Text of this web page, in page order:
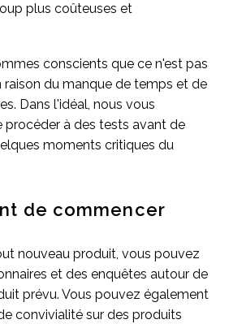
plus coûteuses et
conscients que ce n'est pas
raison du manque de temps et de
Dans l'idéal, nous vous
procéder à des tests avant de
moments critiques du
de commencer
nouveau produit, vous pouvez
et des enquêtes autour de
prévu. Vous pouvez également
convivialité sur des produits